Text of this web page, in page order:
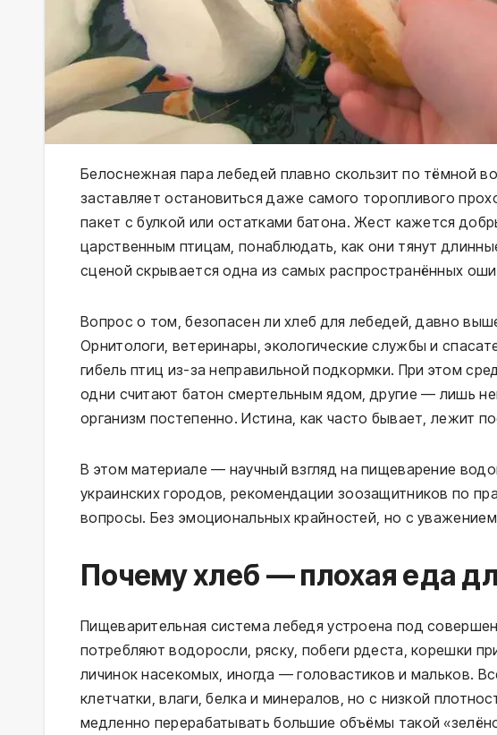
Белоснежная пара лебедей плавно скользит по тёмной
заставляет остановиться даже самого торопливого
пакет с булкой или остатками батона. Жест кажется
царственным птицам, понаблюдать, как они тянут
сценой скрывается одна из самых распространённых
Вопрос о том, безопасен ли хлеб для лебедей, давно
Орнитологи, ветеринары, экологические службы и
гибель птиц из-за неправильной подкормки. При этом
одни считают батон смертельным ядом, другие — лишь
организм постепенно. Истина, как часто бывает, лежит
В этом материале — научный взгляд на пищеварение
украинских городов, рекомендации зоозащитников по
вопросы. Без эмоциональных крайностей, но с
Почему хлеб — плохая еда
Пищеварительная система лебедя устроена под
потребляют водоросли, ряску, побеги рдеста, корешки
личинок насекомых, иногда — головастиков и мальков.
клетчатки, влаги, белка и минералов, но с низкой
медленно перерабатывать большие объёмы такой